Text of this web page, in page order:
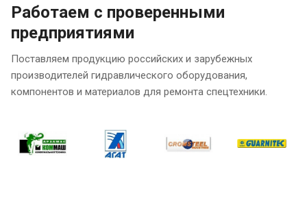
Работаем с проверенными
предприятиями
Поставляем продукцию российских и зарубежных
производителей гидравлического оборудования,
компонентов и материалов для ремонта спецтехники.